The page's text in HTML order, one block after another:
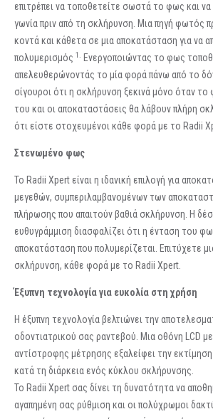
επιτρέπει να τοποθετείτε σωστά το φως και να
γωνία πριν από τη σκλήρυνση. Μια πηγή φωτός
κοντά και κάθετα σε μια αποκατάσταση για να
πολυμερισμός 1. Ενεργοποιώντας το φως
απελευθερώνοντάς το μία φορά πάνω από το
σίγουροι ότι η σκλήρυνση ξεκινά μόνο όταν το
του και οι αποκαταστάσεις θα λάβουν πλήρη
ότι είστε στοχευμένοι κάθε φορά με το Radii
Στενωμένο φως
Το Radii Xpert είναι η ιδανική επιλογή για
μεγεθών, συμπεριλαμβανομένων των
πλήρωσης που απαιτούν βαθιά σκλήρυνση. Η
ευθυγράμμιση διασφαλίζει ότι η ένταση του
αποκατάσταση που πολυμερίζεται. Επιτύχετε
σκλήρυνση, κάθε φορά με το Radii Xpert.
Έξυπνη τεχνολογία για ευκολία στη χρήση
Η έξυπνη τεχνολογία βελτιώνει την
οδοντιατρικού σας ραντεβού. Μια οθόνη LCD
αντίστροφης μέτρησης εξαλείφει την εκτίμηση
κατά τη διάρκεια ενός κύκλου σκλήρυνσης.
Το Radii Xpert σας δίνει τη δυνατότητα να
αγαπημένη σας ρύθμιση και οι πολύχρωμοι